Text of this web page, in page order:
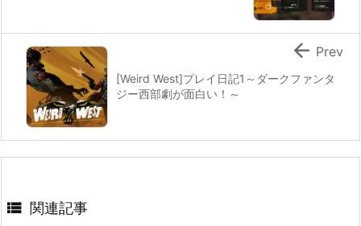
[Weird West]プレイ日記1～ダークファンタ
ジー西部劇が面白い！～
 Prev
 関連記事